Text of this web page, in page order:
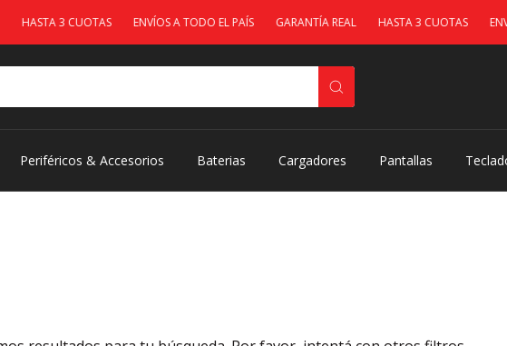
HASTA 3 CUOTAS ENVÍOS A TODO EL PAÍS GARANTÍA REAL HASTA 3 CUOTAS
Periféricos & Accesorios Baterias Cargadores Pantallas